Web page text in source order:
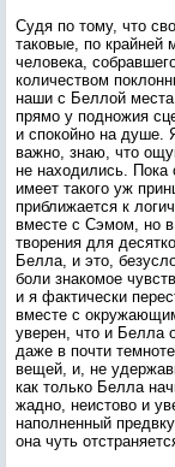
Судя по тому, что
таковые, по крайней
человека,
количеством
наши с Беллой места
прямо у подножия
и спокойно на душе.
важно, знаю, что
не находились. Пока
имеет такого уж
приближается к
вместе с Сэмом, но
творения для
Белла, и это,
боли знакомое
и я фактически
вместе с
уверен, что и Белла
даже в почти
вещей, и, не
как только Белла
жадно, неистово и
наполненный
она чуть